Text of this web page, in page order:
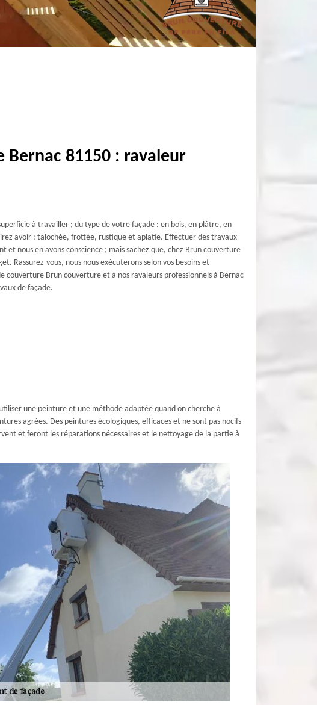
81150 : ravaleur
à travailler ; du type de votre façade : en bois, en plâtre, en
avoir : talochée, frottée, rustique et aplatie. Effectuer des travaux
et nous en avons conscience ; mais sachez que, chez Brun couverture
Rassurez-vous, nous nous exécuterons selon vos besoins et
couverture Brun couverture et à nos ravaleurs professionnels à Bernac
de façade.
une peinture et une méthode adaptée quand on cherche à
agrées. Des peintures écologiques, efficaces et ne sont pas nocifs
et feront les réparations nécessaires et le nettoyage de la partie à